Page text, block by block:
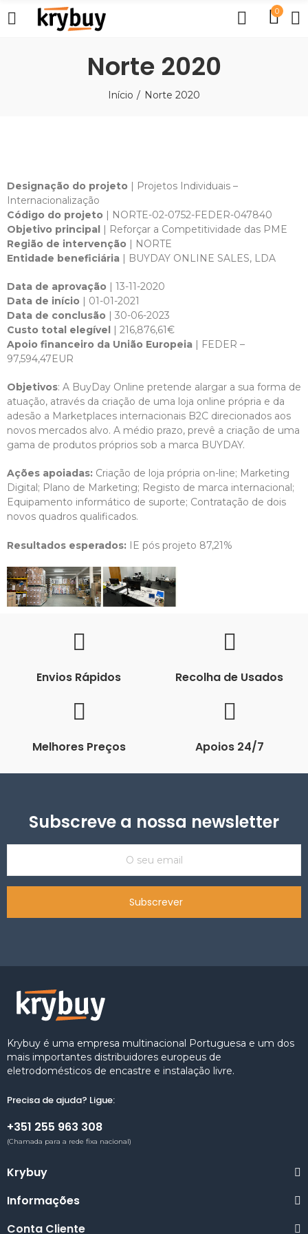
0
Norte 2020
Início Norte 2020
Designação do projeto | Projetos Individuais –
Internacionalização
Código do projeto | NORTE-02-0752-FEDER-047840
Objetivo principal | Reforçar a Competitividade das PME
Região de intervenção | NORTE
Entidade beneficiária | BUYDAY ONLINE SALES, LDA
Data de aprovação | 13-11-2020
Data de início | 01-01-2021
Data de conclusão | 30-06-2023
Custo total elegível | 216,876,61€
Apoio financeiro da União Europeia | FEDER –
97,594,47EUR
Objetivos: A BuyDay Online pretende alargar a sua forma de
atuação, através da criação de uma loja online própria e da
adesão a Marketplaces internacionais B2C direcionados aos
novos mercados alvo. A médio prazo, prevê a criação de uma
gama de produtos próprios sob a marca BUYDAY.
Ações apoiadas: Criação de loja própria on-line; Marketing
Digital; Plano de Marketing; Registo de marca internacional;
Equipamento informático de suporte; Contratação de dois
novos quadros qualificados.
Resultados esperados: IE pós projeto 87,21%
Envios Rápidos Recolha de Usados
Melhores Preços Apoios 24/7
Subscreve a nossa newsletter
Subscrever
Krybuy é uma empresa multinacional Portuguesa e um dos
mais importantes distribuidores europeus de
eletrodomésticos de encastre e instalação livre.
Precisa de ajuda? Ligue:
+351 255 963 308
(Chamada para a rede fixa nacional)
Krybuy
Informações
Conta Cliente